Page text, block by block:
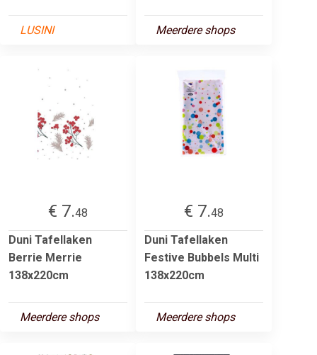
LUSINI Meerdere shops
€ 7.48
Duni Tafellaken
Berrie Merrie
138x220cm
Meerdere shops
€ 7.48
Duni Tafellaken
Festive Bubbels Multi
138x220cm
Meerdere shops